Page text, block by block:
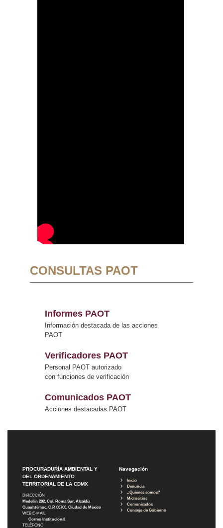
CONSULTAS PAOT
Informes PAOT
Información destacada de las acciones
PAOT
Verificadores PAOT
Personal PAOT autorizado
con funciones de verificación
Comunicados PAOT
Acciones destacadas PAOT
PROCURADURÍA AMBIENTAL Y
DEL ORDENAMIENTO
TERRITORIAL DE LA CDMX
DIRECCIÓN
Medellín 202, Col. Roma Sur, Alcaldía
Cuauhtémoc, C.P. 06700, Ciudad de México
WEB E-MAIL
Correo Institucional
TELÉFONO
Navegación
Inicio
Denuncia
¿Quiénes somos?
Micrositios
Comunicados
Consejo de Gobierno